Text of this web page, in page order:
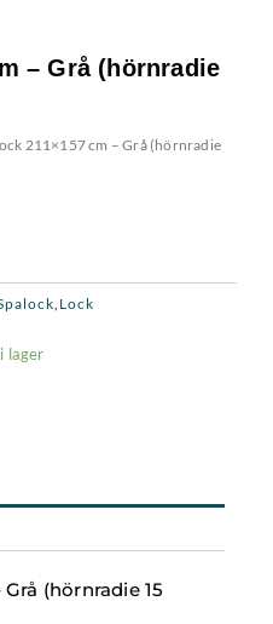
– Grå (hörnradie
211×157 cm – Grå (hörnradie
kr.
Lock
lager
Grå (hörnradie 15